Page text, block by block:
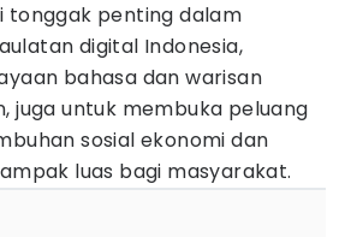
tonggak penting dalam
digital Indonesia,
bahasa dan warisan
juga untuk membuka peluang
sosial ekonomi dan
luas bagi masyarakat.